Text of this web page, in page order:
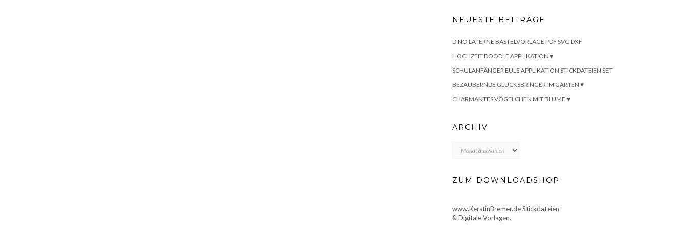
NEUESTE BEITRÄGE
DINO LATERNE BASTELVORLAGE PDF SVG DXF
HOCHZEIT DOODLE APPLIKATION ♥
SCHULANFÄNGER EULE APPLIKATION STICKDATEIEN SET
BEZAUBERNDE GLÜCKSBRINGER IM GARTEN ♥
CHARMANTES VÖGELCHEN MIT BLUME ♥
ARCHIV
ZUM DOWNLOADSHOP
www.KerstinBremer.de Stickdateien
& Digitale Vorlagen.